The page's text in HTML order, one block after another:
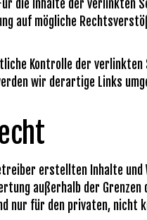
die Inhalte der
auf mögliche
Kontrolle der
wir derartige Links
erstellten Inhalte
außerhalb der
nur für den privaten, nicht